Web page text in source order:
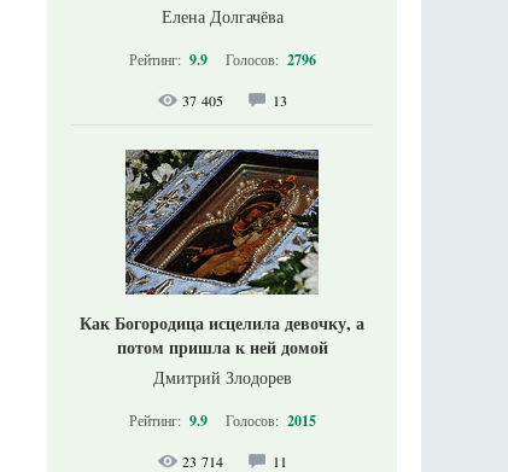
Елена Долгачёва
Рейтинг: 9.9 Голосов: 2796
37 405 13
Как Богородица исцелила девочку, а
потом пришла к ней домой
Дмитрий Злодорев
Рейтинг: 9.9 Голосов: 2015
23 714 11